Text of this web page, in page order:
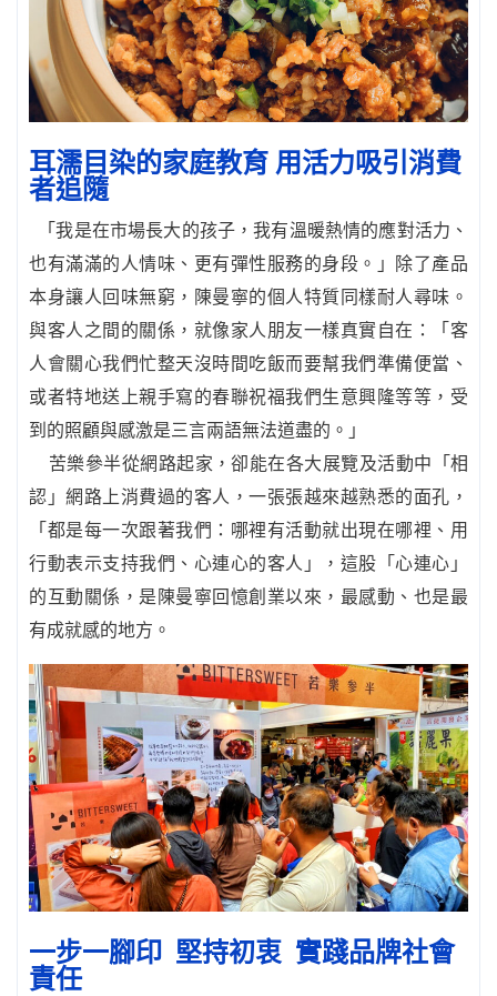
耳濡目染的家庭教育 用活力吸引消費
者追隨
「我是在市場長大的孩子，我有溫暖熱情的應對活力、
也有滿滿的人情味、更有彈性服務的身段。」除了產品
本身讓人回味無窮，陳曼寧的個人特質同樣耐人尋味。
與客人之間的關係，就像家人朋友一樣真實自在：「客
人會關心我們忙整天沒時間吃飯而要幫我們準備便當、
或者特地送上親手寫的春聯祝福我們生意興隆等等，受
到的照顧與感激是三言兩語無法道盡的。」
苦樂參半從網路起家，卻能在各大展覽及活動中「相
認」網路上消費過的客人，一張張越來越熟悉的面孔，
「都是每一次跟著我們：哪裡有活動就出現在哪裡、用
行動表示支持我們、心連心的客人」，這股「心連心」
的互動關係，是陳曼寧回憶創業以來，最感動、也是最
有成就感的地方。
一步一腳印 堅持初衷 實踐品牌社會
責任